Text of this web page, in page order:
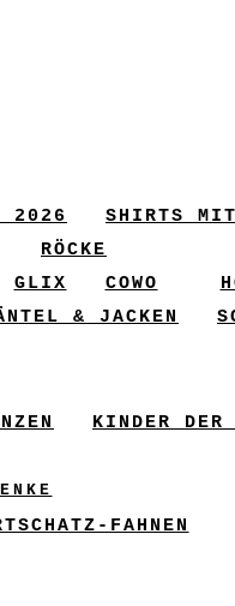
2026 SHIRTS
RÖCKE
GLIX
COWO
& JACKEN
KINDER DER
FAHNEN